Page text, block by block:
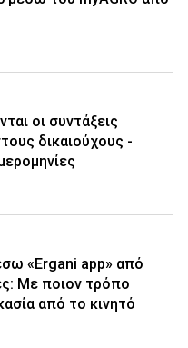
οι συντάξεις
δικαιούχους -
«Ergani app» από
Με ποιον τρόπο
από το κινητό